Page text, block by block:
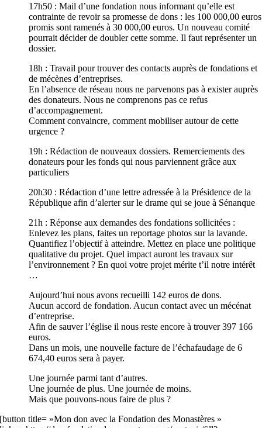
17h50 : Mail d’une fondation nous informant qu’elle est
contrainte de revoir sa promesse de dons : les 100 000,00 euros
promis sont ramenés à 30 000,00 euros. Un nouveau comité
pourrait décider de doubler cette somme. Il faut représenter un
dossier.
18h : Travail pour trouver des contacts auprès de fondations et
de mécènes d’entreprises.
En l’absence de réseau nous ne parvenons pas à exister auprès
des donateurs. Nous ne comprenons pas ce refus
d’accompagnement.
Comment convaincre, comment mobiliser autour de cette
urgence ?
19h : Rédaction de nouveaux dossiers. Remerciements des
donateurs pour les fonds qui nous parviennent grâce aux
particuliers
20h30 : Rédaction d’une lettre adressée à la Présidence de la
République afin d’alerter sur le drame qui se joue à Sénanque
21h : Réponse aux demandes des fondations sollicitées :
Enlevez les plans, faites un reportage photos sur la lavande.
Quantifiez l’objectif à atteindre. Mettez en place une politique
qualitative du projet. Quel impact auront les travaux sur
l’environnement ? En quoi votre projet mérite t’il notre intérêt
…
Aujourd’hui nous avons recueilli 142 euros de dons.
Aucun accord de fondation. Aucun contact avec un mécénat
d’entreprise.
Afin de sauver l’église il nous reste encore à trouver 397 166
euros.
Dans un mois, une nouvelle facture de l’échafaudage de 6
674,40 euros sera à payer.
Une journée parmi tant d’autres.
Une journée de plus. Une journée de moins.
Mais que pouvons-nous faire de plus ?
[button title= »Mon don avec la Fondation des Monastères »